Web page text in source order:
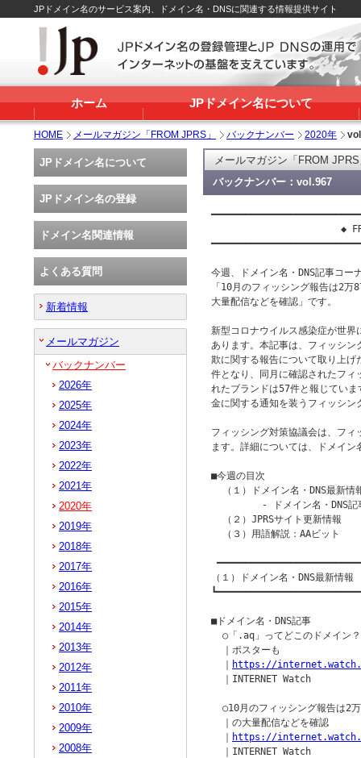
JPドメイン名のサービス案内、ドメイン名・DNSに関連する情報提供サイト
ホーム JPドメイン名について
HOME メールマガジン「FROM JPRS」 バックナンバー 2020年
メールマガジン「FROM
バックナンバー：vol.967
◆
今週、ドメイン名・DNS記事コー
「10月のフィッシング報告は2
大量配信などを確認」です。
新型コロナウイルス感染症が世
あります。本記事は、フィッシ
欺に関する報告について取り上
件となり、同月に確認されたフィ
れたブランドは57件と報じてい
金に関する通知を装うフィッシ
フィッシング対策協議会は、フ
ます。詳細については、ドメイン
■今週の目次
（１）ドメイン名・DNS最新情
- ドメイン名・DNS記
  （２）JPRSサイト更新情報
  （３）用語解説：AAビット
（１）ドメイン名・DNS最新情報
■ドメイン名・DNS記事
○「.aq」ってどこのドメイン
  ｜ポスターも
https://
  ｜INTERNET Watch
○10月のフィッシング報告は2
  ｜の大量配信などを確認
https://
  ｜INTERNET Watch
JPドメイン名について
JPドメイン名の登録
ドメイン名関連情報
よくある質問
新着情報
メールマガジン
バックナンバー
2026年
2025年
2024年
2023年
2022年
2021年
2020年
2019年
2018年
2017年
2016年
2015年
2014年
2013年
2012年
2011年
2010年
2009年
2008年